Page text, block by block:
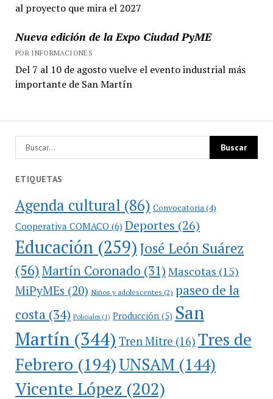
al proyecto que mira el 2027
Nueva edición de la Expo Ciudad PyME
POR INFORMACIONES
Del 7 al 10 de agosto vuelve el evento industrial más
importante de San Martín
ETIQUETAS
Agenda cultural (86) Convocatoria (4)
Cooperativa COMACO(6) Deportes (26)
Educación(259)José León Suárez
(56)Martín Coronado (31) Mascotas (15)
MiPyMEs (20) Niños y adolescentes (2) paseo de la
costa(34) Policiales(1) Producción(5) San
Martín(344) Tren Mitre (16) Tres de
Febrero (194)UNSAM (144)
Vicente López (202)